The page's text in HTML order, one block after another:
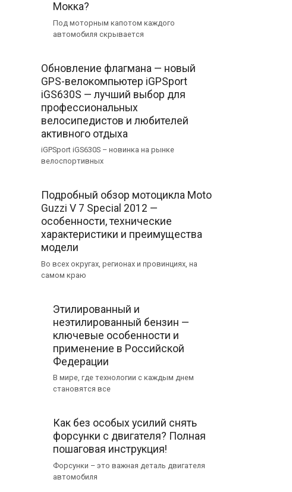
Мокка?
Под моторным капотом каждого
автомобиля скрывается
Обновление флагмана — новый
GPS-велокомпьютер iGPSport
iGS630S — лучший выбор для
профессиональных
велосипедистов и любителей
активного отдыха
iGPSport iGS630S – новинка на рынке
велоспортивных
Подробный обзор мотоцикла Moto
Guzzi V 7 Special 2012 —
особенности, технические
характеристики и преимущества
модели
Во всех округах, регионах и провинциях, на
самом краю
Этилированный и
неэтилированный бензин —
ключевые особенности и
применение в Российской
Федерации
В мире, где технологии с каждым днем
становятся все
Как без особых усилий снять
форсунки с двигателя? Полная
пошаговая инструкция!
Форсунки – это важная деталь двигателя
автомобиля